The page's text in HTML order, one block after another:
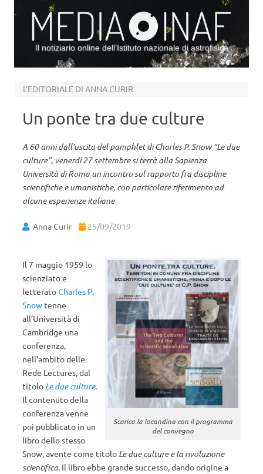
Il notiziario online dell’Istituto nazionale di astrofisica
L’EDITORIALE DI ANNA CURIR
Un ponte tra due culture
A 60 anni dall’uscita del pamphlet di Charles P. Snow “Le due
culture”, venerdì 27 settembre si terrà alla Sapienza
Università di Roma un incontro sul rapporto fra discipline
scientifiche e umanistiche, con particolare riferimento ad
alcune esperienze italiane
Anna Curir 25/09/2019
Scarica la locandina con il programma
del convegno
Il 7 maggio 1959 lo
scienziato e
letteratoCharles P.
Snow tenne
all’Università di
Cambridge una
conferenza,
nell’ambito delle
Rede Lectures, dal
titolo Le due culture.
Il contenuto della
conferenza venne
poi pubblicato in un
libro dello stesso
Snow, avente come titolo Le due culture e la rivoluzione
scientifica. Il libro ebbe grande successo, dando origine a